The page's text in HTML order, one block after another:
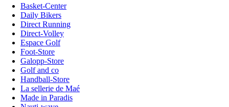
Basket-Center
Daily Bikers
Direct Running
Direct-Volley
Espace Golf
Foot-Store
Galopp-Store
Golf and co
Handball-Store
La sellerie de Maé
Made in Paradis